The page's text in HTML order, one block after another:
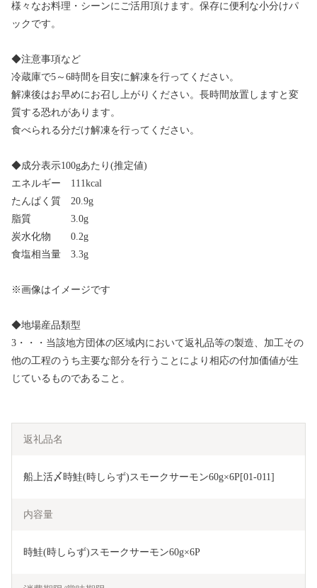
様々なお料理・シーンにご活用頂けます。保存に便利な小分けパ
ックです。
◆注意事項など
冷蔵庫で5～6時間を目安に解凍を行ってください。
解凍後はお早めにお召し上がりください。長時間放置しますと変
質する恐れがあります。
食べられる分だけ解凍を行ってください。
◆成分表示100gあたり(推定値)
エネルギー 111kcal
たんぱく質 20.9g
脂質 3.0g
炭水化物 0.2g
食塩相当量 3.3g
※画像はイメージです
◆地場産品類型
3・・・当該地方団体の区域内において返礼品等の製造、加工その
他の工程のうち主要な部分を行うことにより相応の付加価値が生
じているものであること。
返礼品名
船上活〆時鮭(時しらず)スモークサーモン60g×6P[01-011]
内容量
時鮭(時しらず)スモークサーモン60g×6P